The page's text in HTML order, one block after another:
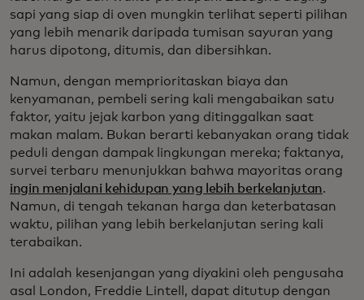
sapi yang siap di oven mungkin terlihat seperti pilihan
yang lebih menarik daripada tumisan sayuran yang
harus dipotong, ditumis, dan dibersihkan.
Namun, dengan memprioritaskan biaya dan
kenyamanan, pembeli sering kali mengabaikan satu
faktor, yaitu jejak karbon yang ditinggalkan saat
makan malam. Bukan berarti kebanyakan orang tidak
peduli dengan dampak lingkungan mereka; faktanya,
survei terbaru menunjukkan bahwa mayoritas orang
ingin menjalani kehidupan yang lebih berkelanjutan.
Namun, di tengah tekanan harga dan keterbatasan
waktu, pilihan yang lebih berkelanjutan sering kali
terabaikan.
Ini adalah kesenjangan yang diyakini oleh pengusaha
asal London, Freddie Lintell, dapat ditutup dengan